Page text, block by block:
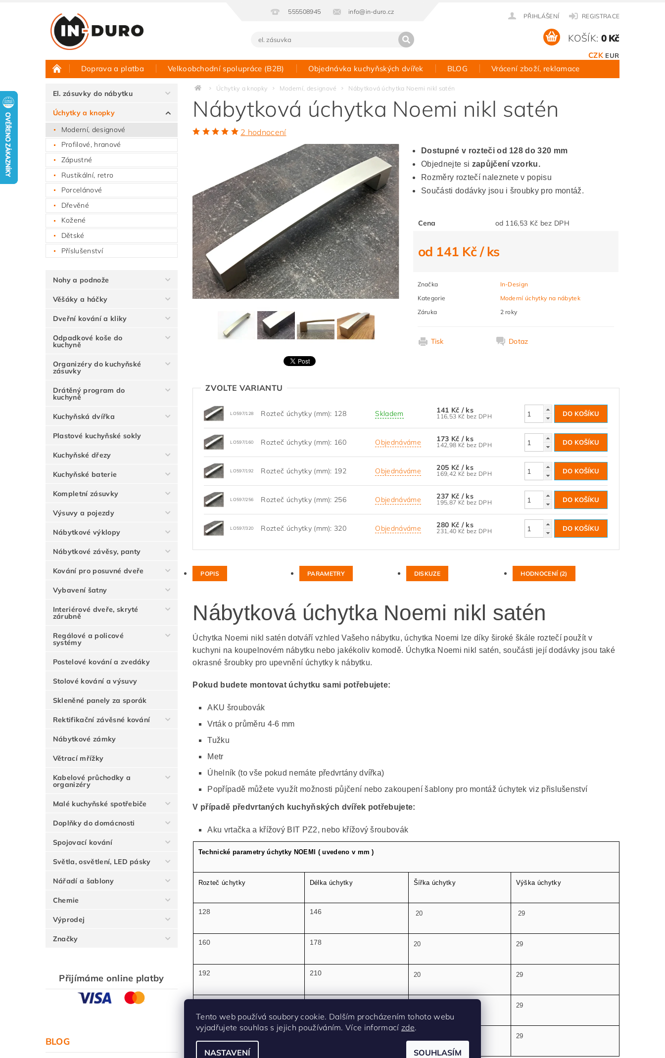
555508945 info@in-duro.cz
PŘIHLÁŠENÍ REGISTRACE
CZK EUR
KOŠÍK: 0 Kč
Doprava a platba Velkoobchodní spolupráce (B2B) Objednávka kuchyňských dvířek BLOG Vrácení zboží, reklamace
Půjčovna vzorků Hodnocení obchodu Kontakt
El. zásuvky do nábytku
Úchytky a knopky
Moderní, designové
Profilové, hranové
Zápustné
Rustikální, retro
Porcelánové
Dřevěné
Kožené
Dětské
Příslušenství
Nohy a podnože
Věšáky a háčky
Dveřní kování a kliky
Odpadkové koše do
kuchyně
Organizéry do kuchyňské
zásuvky
Drátěný program do
kuchyně
Kuchyňská dvířka
Plastové kuchyňské sokly
Kuchyňské dřezy
Kuchyňské baterie
Kompletní zásuvky
Výsuvy a pojezdy
Nábytkové výklopy
Nábytkové závěsy, panty
Kování pro posuvné dveře
Vybavení šatny
Interiérové dveře, skryté
zárubně
Regálové a policové
systémy
Postelové kování a zvedáky
Stolové kování a výsuvy
Skleněné panely za sporák
Rektifikační závěsné kování
Nábytkové zámky
Větrací mřížky
Kabelové průchodky a
organizéry
Malé kuchyňské spotřebiče
Doplňky do domácnosti
Spojovací kování
Světla, osvětlení, LED pásky
Nářadí a šablony
Chemie
Výprodej
Značky
Přijímáme online platby
BLOG
Úchytky a knopky Moderní, designové Nábytková úchytka Noemi nikl satén
Nábytková úchytka Noemi nikl satén
2 hodnocení
Dostupné v rozteči od 128 do 320 mm
Objednejte si zapůjčení vzorku.
Rozměry roztečí naleznete v popisu
Součásti dodávky jsou i šroubky pro montáž.
Cena od 116,53 Kč bez DPH
od 141 Kč/ ks
Značka
In-Design
Kategorie
Moderní úchytky na nábytek
Záruka
2 roky
Tisk Dotaz
ZVOLTE VARIANTU
LO597/128 Rozteč úchytky (mm): 128 Skladem 141 Kč / ks
116,53 Kč bez DPH
LO597/160 Rozteč úchytky (mm): 160 Objednáváme 173 Kč / ks
142,98 Kč bez DPH
LO597/192 Rozteč úchytky (mm): 192 Objednáváme 205 Kč / ks
169,42 Kč bez DPH
LO597/256 Rozteč úchytky (mm): 256 Objednáváme 237 Kč / ks
195,87 Kč bez DPH
LO597/320 Rozteč úchytky (mm): 320 Objednáváme 280 Kč / ks
231,40 Kč bez DPH
POPIS PARAMETRY DISKUZE HODNOCENÍ (2)
Nábytková úchytka Noemi nikl satén
Úchytka Noemi nikl satén dotváří vzhled Vašeho nábytku, úchytka Noemi lze díky široké škále roztečí použít v
kuchyni na koupelnovém nábytku nebo jakékoliv komodě. Úchytka Noemi nikl satén, součásti její dodávky jsou také
okrasné šroubky pro upevnění úchytky k nábytku.
Pokud budete montovat úchytku sami potřebujete:
AKU šroubovák
Vrták o průměru 4-6 mm
Tužku
Metr
Úhelník (to vše pokud nemáte předvrtány dvířka)
Popřípadě můžete využít možnosti půjčení nebo zakoupení šablony pro montáž úchytek viz přislušenství
V případě předvrtaných kuchyňských dvířek potřebujete:
Aku vrtačka a křížový BIT PZ2, nebo křížový šroubovák
Technické parametry úchytky NOEMI ( uvedeno v mm )
Rozteč úchytky Délka úchytky Šířka úchytky Výška úchytky
128 146 20 29
160 178 20 29
192 210 20 29
29
320 29
Tento web používá soubory cookie. Dalším procházením tohoto webu
vyjadřujete souhlas s jejich používáním. Více informací zde.
NASTAVENÍ SOUHLASÍM